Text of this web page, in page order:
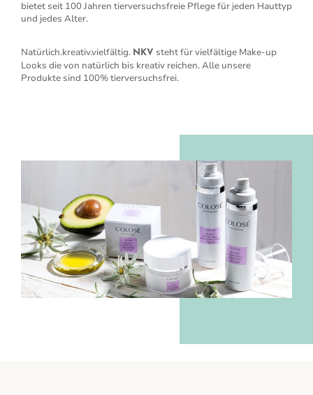
bietet seit 100 Jahren tierversuchsfreie Pflege für jeden Hauttyp
und jedes Alter.
Natürlich.kreativ.vielfältig. NKV steht für vielfältige Make-up
Looks die von natürlich bis kreativ reichen. Alle unsere
Produkte sind 100% tierversuchsfrei.